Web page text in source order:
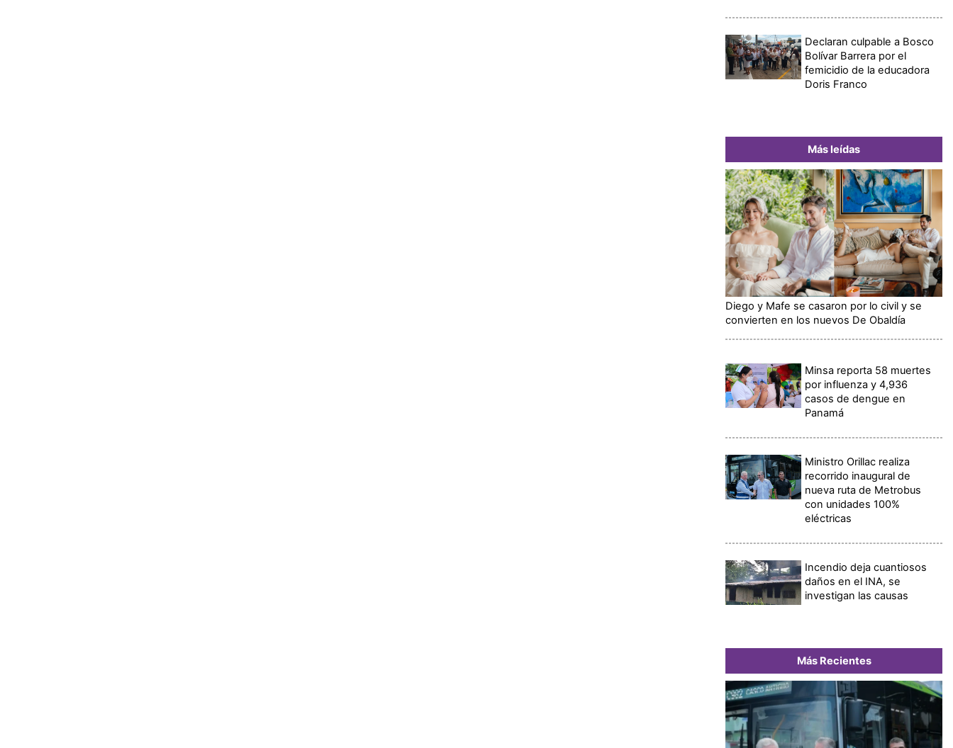
Declaran culpable a Bosco
Bolívar Barrera por el
femicidio de la educadora
Doris Franco
Más leídas
Diego y Mafe se casaron por lo civil y se
convierten en los nuevos De Obaldía
Minsa reporta 58 muertes
por influenza y 4,936
casos de dengue en
Panamá
Ministro Orillac realiza
recorrido inaugural de
nueva ruta de Metrobus
con unidades 100%
eléctricas
Incendio deja cuantiosos
daños en el INA, se
investigan las causas
Más Recientes